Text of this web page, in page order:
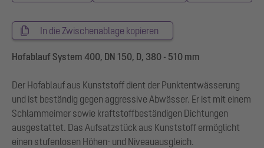
In die Zwischenablage kopieren
Hofablauf System 400, DN 150, D, 380 - 510 mm
Der Hofablauf aus Kunststoff dient der Punktentwässerung
und ist beständig gegen aggressive Abwässer. Er ist mit einem
Schlammeimer sowie kraftstoffbeständigen Dichtungen
ausgestattet. Das Aufsatzstück aus Kunststoff ermöglicht
einen stufenlosen Höhen- und Niveauausgleich.